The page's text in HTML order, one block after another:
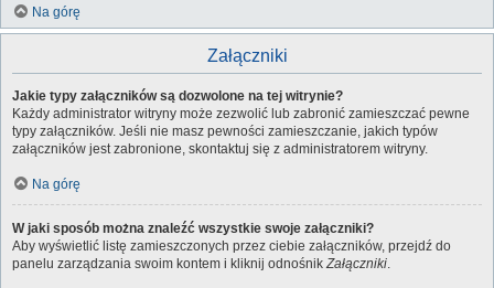
Na górę
Załączniki
Jakie typy załączników są dozwolone na tej witrynie?
Każdy administrator witryny może zezwolić lub zabronić zamieszczać pewne
typy załączników. Jeśli nie masz pewności zamieszczanie, jakich typów
załączników jest zabronione, skontaktuj się z administratorem witryny.
Na górę
W jaki sposób można znaleźć wszystkie swoje załączniki?
Aby wyświetlić listę zamieszczonych przez ciebie załączników, przejdź do
panelu zarządzania swoim kontem i kliknij odnośnikZałączniki.